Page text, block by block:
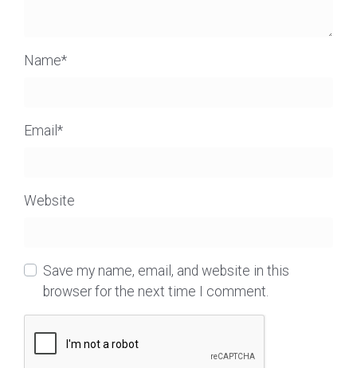
Name*
Email *
Website
Save my name, email, and website in this
browser for the next time I comment.